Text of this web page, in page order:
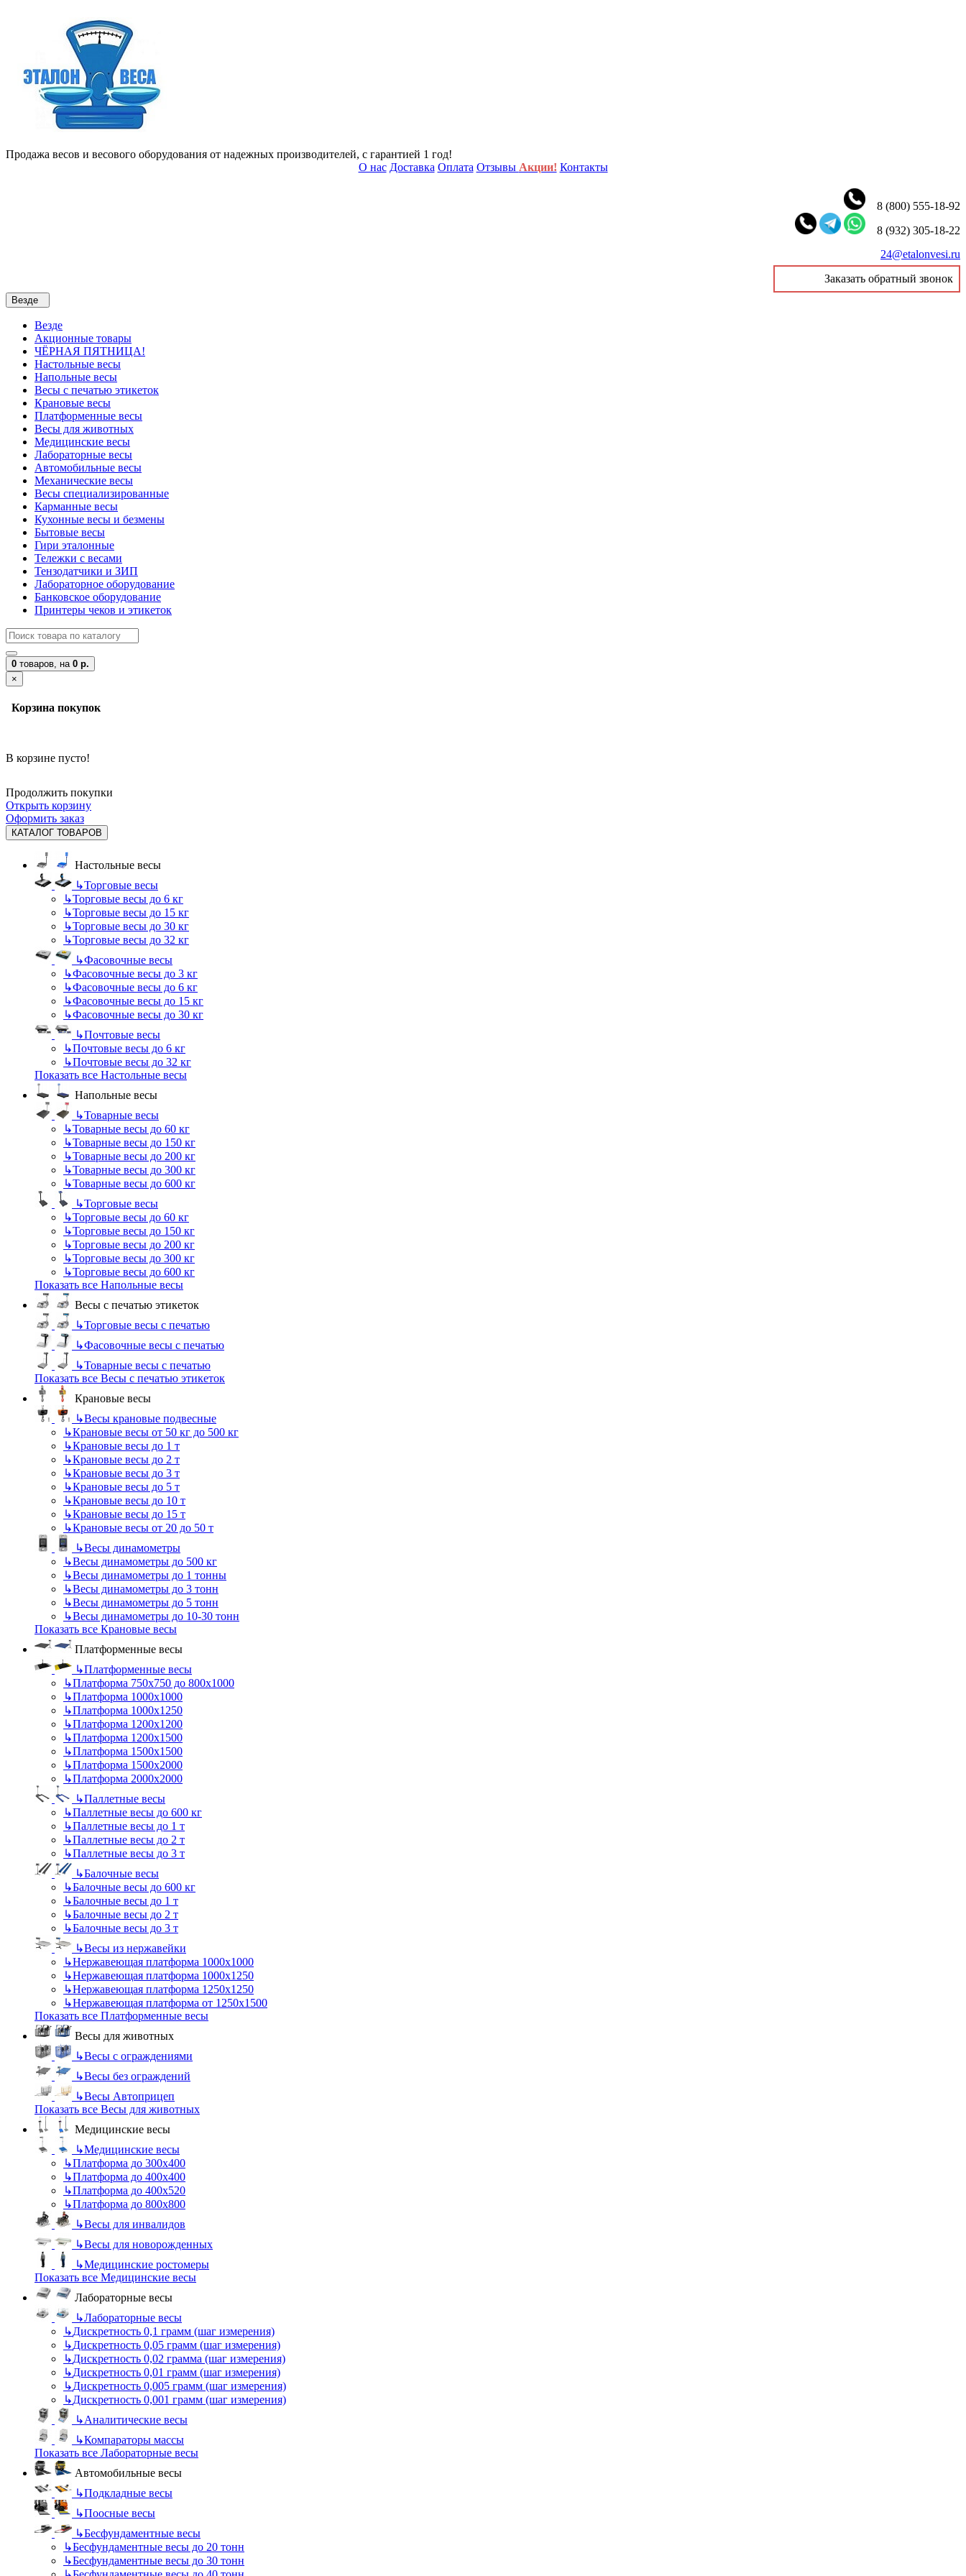
Продажа весов и весового оборудования от надежных производителей, с гарантией 1 год!
О нас Доставка Оплата Отзывы Акции! Контакты
8 (800) 555-18-92
8 (932) 305-18-22
24@etalonvesi.ru
Заказать обратный звонок
Везде
Везде
Акционные товары
ЧЁРНАЯ ПЯТНИЦА!
Настольные весы
Напольные весы
Весы с печатью этикеток
Крановые весы
Платформенные весы
Весы для животных
Медицинские весы
Лабораторные весы
Автомобильные весы
Механические весы
Весы специализированные
Карманные весы
Кухонные весы и безмены
Бытовые весы
Гири эталонные
Тележки с весами
Тензодатчики и ЗИП
Лабораторное оборудование
Банковское оборудование
Принтеры чеков и этикеток
0 товаров, на 0 р.
×
Корзина покупок
В корзине пусто!
Продолжить покупки
Открыть корзину
Оформить заказ
КАТАЛОГ ТОВАРОВ
Настольные весы
↳Торговые весы
↳Торговые весы до 6 кг
↳Торговые весы до 15 кг
↳Торговые весы до 30 кг
↳Торговые весы до 32 кг
↳Фасовочные весы
↳Фасовочные весы до 3 кг
↳Фасовочные весы до 6 кг
↳Фасовочные весы до 15 кг
↳Фасовочные весы до 30 кг
↳Почтовые весы
↳Почтовые весы до 6 кг
↳Почтовые весы до 32 кг
Показать все Настольные весы
Напольные весы
↳Товарные весы
↳Товарные весы до 60 кг
↳Товарные весы до 150 кг
↳Товарные весы до 200 кг
↳Товарные весы до 300 кг
↳Товарные весы до 600 кг
↳Торговые весы
↳Торговые весы до 60 кг
↳Торговые весы до 150 кг
↳Торговые весы до 200 кг
↳Торговые весы до 300 кг
↳Торговые весы до 600 кг
Показать все Напольные весы
Весы с печатью этикеток
↳Торговые весы с печатью
↳Фасовочные весы с печатью
↳Товарные весы с печатью
Показать все Весы с печатью этикеток
Крановые весы
↳Весы крановые подвесные
↳Крановые весы от 50 кг до 500 кг
↳Крановые весы до 1 т
↳Крановые весы до 2 т
↳Крановые весы до 3 т
↳Крановые весы до 5 т
↳Крановые весы до 10 т
↳Крановые весы до 15 т
↳Крановые весы от 20 до 50 т
↳Весы динамометры
↳Весы динамометры до 500 кг
↳Весы динамометры до 1 тонны
↳Весы динамометры до 3 тонн
↳Весы динамометры до 5 тонн
↳Весы динамометры до 10-30 тонн
Показать все Крановые весы
Платформенные весы
↳Платформенные весы
↳Платформа 750х750 до 800х1000
↳Платформа 1000х1000
↳Платформа 1000х1250
↳Платформа 1200х1200
↳Платформа 1200х1500
↳Платформа 1500х1500
↳Платформа 1500х2000
↳Платформа 2000х2000
↳Паллетные весы
↳Паллетные весы до 600 кг
↳Паллетные весы до 1 т
↳Паллетные весы до 2 т
↳Паллетные весы до 3 т
↳Балочные весы
↳Балочные весы до 600 кг
↳Балочные весы до 1 т
↳Балочные весы до 2 т
↳Балочные весы до 3 т
↳Весы из нержавейки
↳Нержавеющая платформа 1000х1000
↳Нержавеющая платформа 1000х1250
↳Нержавеющая платформа 1250х1250
↳Нержавеющая платформа от 1250х1500
Показать все Платформенные весы
Весы для животных
↳Весы с ограждениями
↳Весы без ограждений
↳Весы Автоприцеп
Показать все Весы для животных
Медицинские весы
↳Медицинские весы
↳Платформа до 300х400
↳Платформа до 400х400
↳Платформа до 400х520
↳Платформа до 800х800
↳Весы для инвалидов
↳Весы для новорожденных
↳Медицинские ростомеры
Показать все Медицинские весы
Лабораторные весы
↳Лабораторные весы
↳Дискретность 0,1 грамм (шаг измерения)
↳Дискретность 0,05 грамм (шаг измерения)
↳Дискретность 0,02 грамма (шаг измерения)
↳Дискретность 0,01 грамм (шаг измерения)
↳Дискретность 0,005 грамм (шаг измерения)
↳Дискретность 0,001 грамм (шаг измерения)
↳Аналитические весы
↳Компараторы массы
Показать все Лабораторные весы
Автомобильные весы
↳Подкладные весы
↳Поосные весы
↳Бесфундаментные весы
↳Бесфундаментные весы до 20 тонн
↳Бесфундаментные весы до 30 тонн